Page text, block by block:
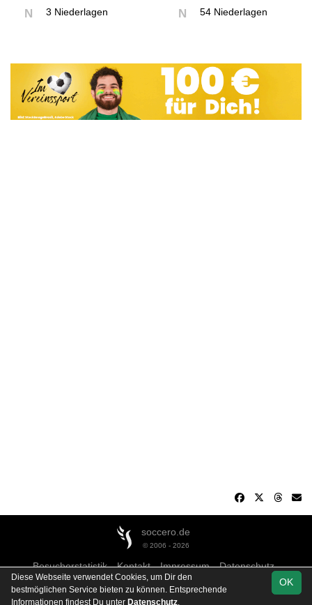
N 3 Niederlagen N 54 Niederlagen
soccero.de
© 2006 - 2026
Besucherstatistik Kontakt Impressum
Datenschutz
OK
Diese Webseite verwendet Cookies, um Dir den
bestmöglichen Service bieten zu können. Entsprechende
Informationen findest Du unter Datenschutz.